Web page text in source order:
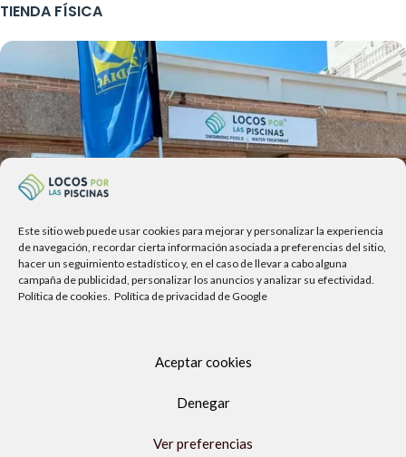
Este sitio web puede usar cookies para mejorar y personalizar la experiencia
de navegación, recordar cierta información asociada a preferencias del sitio,
hacer un seguimiento estadístico y, en el caso de llevar a cabo alguna
campaña de publicidad, personalizar los anuncios y analizar su efectividad.
Política de cookies. Política de privacidad de Google
Aceptar cookies
Denegar
Ver preferencias
TIENDA FÍSICA
29740 Torre del Mar, Málaga